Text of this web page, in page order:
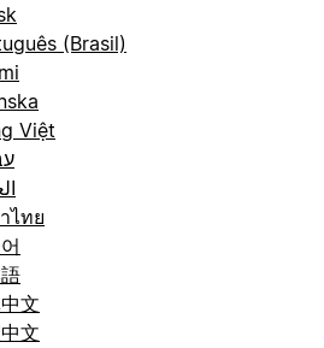
(Brasil)
Việt
ไทย
文
文